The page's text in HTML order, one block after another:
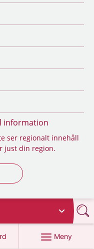
information
ser regionalt innehåll
just din region.
Meny